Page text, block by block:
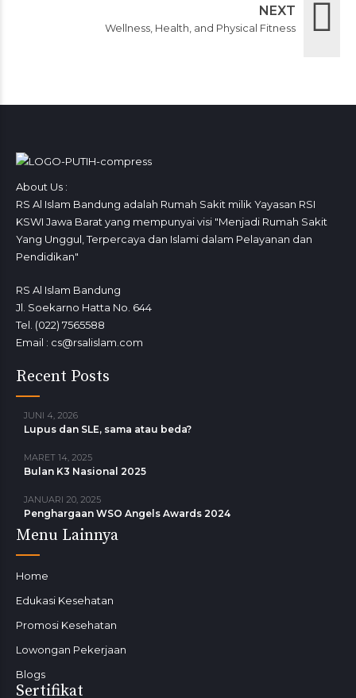
NEXT
Wellness, Health, and Physical Fitness
About Us :
RS Al Islam Bandung adalah Rumah Sakit milik Yayasan RSI
KSWI Jawa Barat yang mempunyai visi "Menjadi Rumah Sakit
Yang Unggul, Terpercaya dan Islami dalam Pelayanan dan
Pendidikan"
RS Al Islam Bandung
Jl. Soekarno Hatta No. 644
Tel. (022) 7565588
Email : cs@rsalislam.com
Recent Posts
JUNI 4, 2026
Lupus dan SLE, sama atau beda?
MARET 14, 2025
Bulan K3 Nasional 2025
JANUARI 20, 2025
Penghargaan WSO Angels Awards 2024
Menu Lainnya
Home
Edukasi Kesehatan
Promosi Kesehatan
Lowongan Pekerjaan
Blogs
Sertifikat